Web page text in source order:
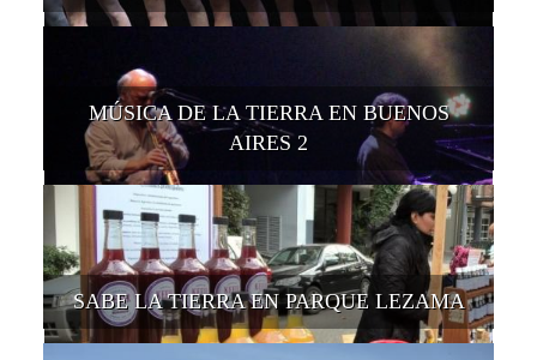
MÚSICA DE LA TIERRA EN BUENOS
AIRES 2
SABE LA TIERRA EN PARQUE LEZAMA